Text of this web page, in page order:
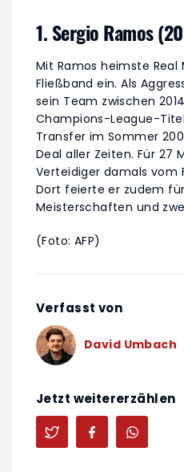
1. Sergio Ramos
Mit Ramos heimste Real
Fließband ein. Als
sein Team zwischen
Champions-League-
Transfer im Sommer
Deal aller Zeiten. Für 27
Verteidiger damals vom
Dort feierte er zudem
Meisterschaften und
(Foto: AFP)
Verfasst von
David Umbach
Jetzt weitererzählen